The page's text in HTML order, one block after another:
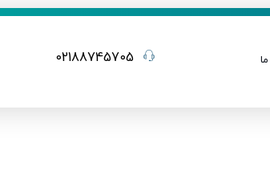
02188745705